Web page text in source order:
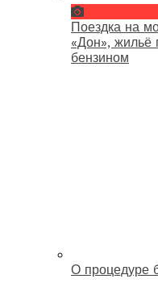
Поездка на
«Дон», жильё
бензином
О процедуре